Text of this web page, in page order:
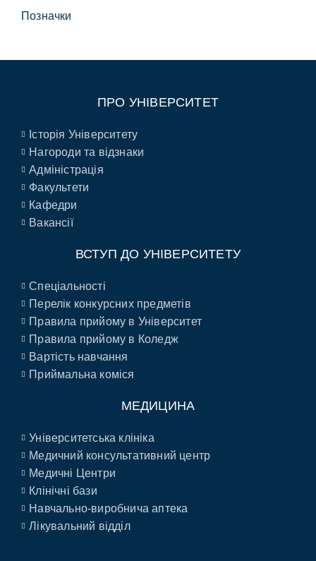
Позначки
ПРО УНІВЕРСИТЕТ
Історія Університету
Нагороди та відзнаки
Адміністрація
Факультети
Кафедри
Вакансії
ВСТУП ДО УНІВЕРСИТЕТУ
Спеціальності
Перелік конкурсних предметів
Правила прийому в Університет
Правила прийому в Коледж
Вартість навчання
Приймальна коміся
МЕДИЦИНА
Університетська клініка
Медичний консультативний центр
Медичні Центри
Клінічні бази
Навчально-виробнича аптека
Лікувальний відділ